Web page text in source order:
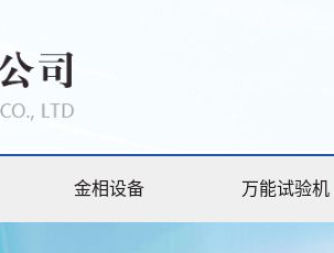
金相设备 万能试验机